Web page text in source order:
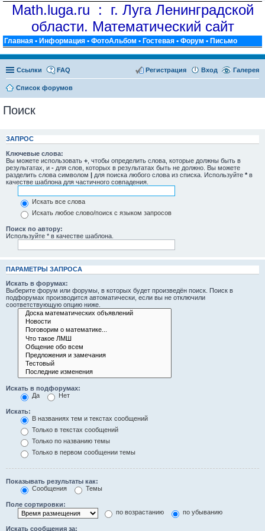
Math.luga.ru : г. Луга Ленинградской
области. Математический сайт
Главная • Информация • ФотоАльбом • Гостевая • Форум • Письмо
Ссылки Галерея
FAQ Вход
Регистрация
Список форумов
Поиск
ЗАПРОС
Ключевые слова:
Вы можете использовать + , чтобы определить слова, которые должны быть в
результатах, и - для слов, которых в результатах быть не должно. Вы можете
разделить слова символом | для поиска любого слова из списка. Используйте * в
качестве шаблона для частичного совпадения.
Искать все слова
Искать любое слово/поиск с языком запросов
Поиск по автору:
Используйте * в качестве шаблона.
ПАРАМЕТРЫ ЗАПРОСА
Искать в форумах:
Выберите форум или форумы, в которых будет произведён поиск. Поиск в
подфорумах производится автоматически, если вы не отключили
соответствующую опцию ниже.
Искать в подфорумах:
Да
Нет
Искать:
В названиях тем и текстах сообщений
Только в текстах сообщений
Только по названию темы
Только в первом сообщении темы
Показывать результаты как:
Сообщения
Темы
Поле сортировки:
по возрастанию
по убыванию
Искать сообщения за: